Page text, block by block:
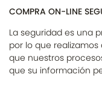
COMPRA ON-LINE
La seguridad es una
por lo que
que nuestros
que su información